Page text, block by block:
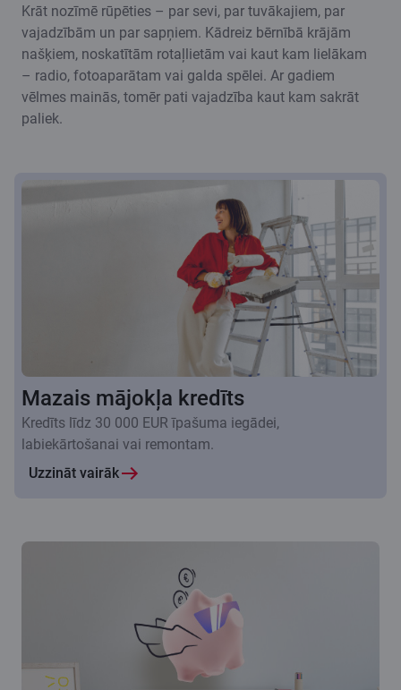
Krāt nozīmē rūpēties – par sevi, par tuvākajiem, par
vajadzībām un par sapņiem. Kādreiz bērnībā krājām
našķiem, noskatītām rotaļlietām vai kaut kam lielākam
– radio, fotoaparātam vai galda spēlei. Ar gadiem
vēlmes mainās, tomēr pati vajadzība kaut kam sakrāt
paliek.
Mazais mājokļa kredīts
Kredīts līdz 30 000 EUR īpašuma iegādei,
labiekārtošanai vai remontam.
Uzzināt vairāk